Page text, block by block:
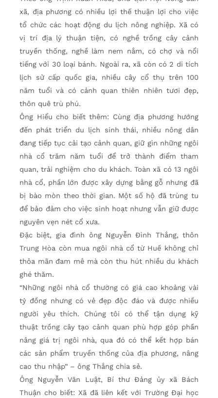
xã, địa phương có nhiều lợi thế thuận lợi cho việc
tổ chức các hoạt động du lịch nông nghiệp. Xã có
vị trí địa lý thuận tiện, có nghề trồng cây cảnh
truyền thống, nghề làm nem nắm, có chợ và nổi
tiếng với 30 loại bánh. Ngoài ra, xã còn có 2 di tích
lịch sử cấp quốc gia, nhiều cây cổ thụ trên 100
năm tuổi và có cảnh quan thiên nhiên tươi đẹp,
thôn quê trù phú.
Ông Hiểu cho biết thêm: Cùng địa phương hướng
đến phát triển du lịch sinh thái, nhiều nông dân
đang tiếp tục cải tạo cảnh quan, giữ gìn những ngôi
nhà cổ trăm năm tuổi để trở thành điểm tham
quan, trải nghiệm cho du khách. Toàn xã có 13 ngôi
nhà cổ, phần lớn được xây dựng bằng gỗ nhưng đã
bị bào mòn theo thời gian. Một số hộ đã trùng tu
để bảo đảm cho việc sinh hoạt nhưng vẫn giữ được
nguyên vẹn nét cổ xưa.
Đặc biệt, gia đình ông Nguyễn Đình Thắng, thôn
Trung Hòa còn mua ngôi nhà cổ từ Huế không chỉ
thỏa mãn đam mê mà còn thu hút nhiều du khách
ghé thăm.
“Những ngôi nhà cổ thường có giá cao khoảng vài
tỷ đồng nhưng có vẻ đẹp độc đáo và được nhiều
người yêu thích. Chúng tôi có thể tận dụng kỹ
thuật trồng cây tạo cảnh quan phù hợp góp phần
nâng giá trị ngôi nhà, qua đó có thể kết hợp bán
các sản phẩm truyền thống của địa phương, nâng
cao thu nhập” – ông Thắng chia sẻ.
Ông Nguyễn Văn Luật, Bí thư Đảng ủy xã Bách
Thuận cho biết: Xã đã liên kết với Trường Đại học